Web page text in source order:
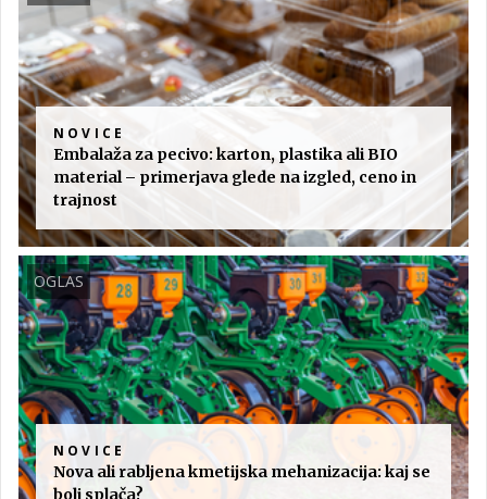
NOVICE
Embalaža za pecivo: karton, plastika ali BIO
material – primerjava glede na izgled, ceno in
trajnost
OGLAS
NOVICE
Nova ali rabljena kmetijska mehanizacija: kaj se
bolj splača?